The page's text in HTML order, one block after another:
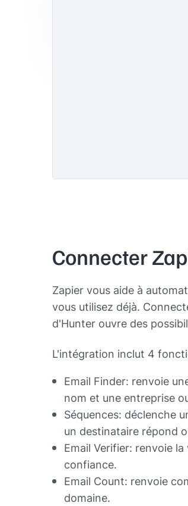
Connecter
Zapier vous aide à
vous utilisez déjà.
d'Hunter ouvre des
L'intégration inclut 4
Email Finder: renvoie
nom et une entreprise
Séquences: déclenche
un destinataire répond
Email Verifier: renvoie
confiance.
Email Count: renvoie
domaine.